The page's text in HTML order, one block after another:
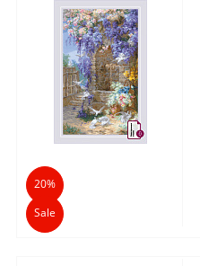
20%
Sale